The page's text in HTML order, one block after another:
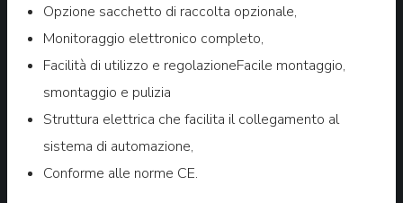
Opzione sacchetto di raccolta opzionale,
Monitoraggio elettronico completo,
Facilità di utilizzo e regolazioneFacile montaggio,
smontaggio e pulizia
Struttura elettrica che facilita il collegamento al
sistema di automazione,
Conforme alle norme CE.